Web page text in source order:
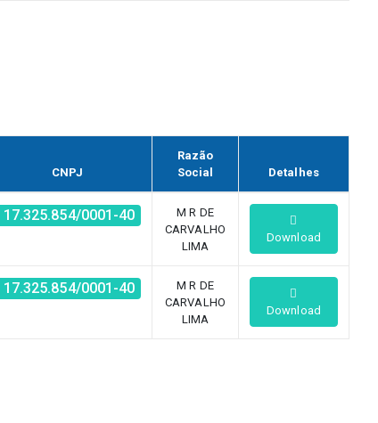
CNPJ
Razão
Social
Detalhes
17.325.854/0001-40
M R DE
CARVALHO
LIMA
Download
17.325.854/0001-40
M R DE
CARVALHO
LIMA
Download